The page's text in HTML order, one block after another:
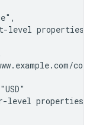
level properties
level properties